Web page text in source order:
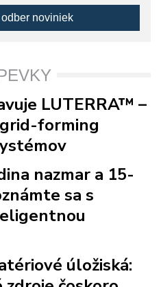
noviniek
LUTERRA™ –
forming
nazmar a 15-
sa s
úložiská: